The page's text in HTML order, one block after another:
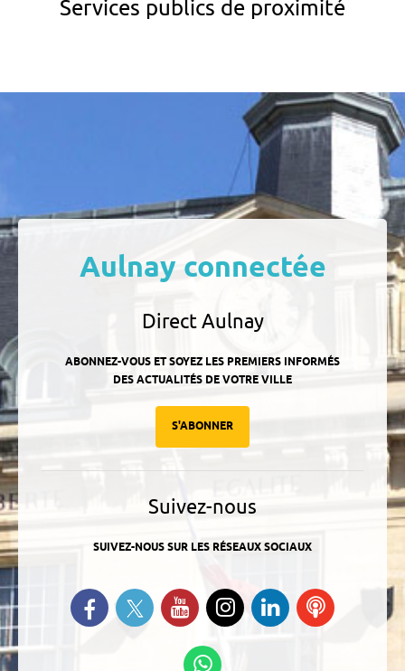
Services publics de proximité
Aulnay connectée
Direct Aulnay
ABONNEZ-VOUS ET SOYEZ LES PREMIERS INFORMÉS
DES ACTUALITÉS DE VOTRE VILLE
S'ABONNER
Suivez-nous
SUIVEZ-NOUS SUR LES RÉSEAUX SOCIAUX
Retrouvez-nous sur Facebook
Suivez-nous sur Twitter
Suivez-nous sur YouTube
Suivez-nous sur
Instagram
Retrouvez-
nous sur
Ecoutez